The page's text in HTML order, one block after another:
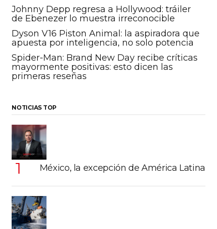
Johnny Depp regresa a Hollywood: tráiler
de Ebenezer lo muestra irreconocible
Dyson V16 Piston Animal: la aspiradora que
apuesta por inteligencia, no solo potencia
Spider-Man: Brand New Day recibe críticas
mayormente positivas: esto dicen las
primeras reseñas
NOTICIAS TOP
México, la excepción de América Latina